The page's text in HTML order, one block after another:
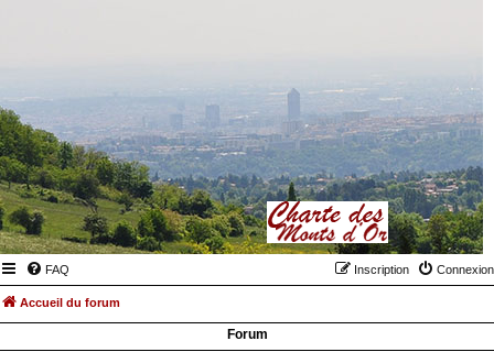
FAQ Connexion
Inscription
Accueil du forum
Forum